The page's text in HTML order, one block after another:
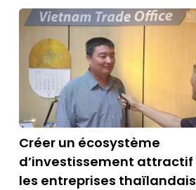
Créer un écosystème
d’investissement attractif
les entreprises